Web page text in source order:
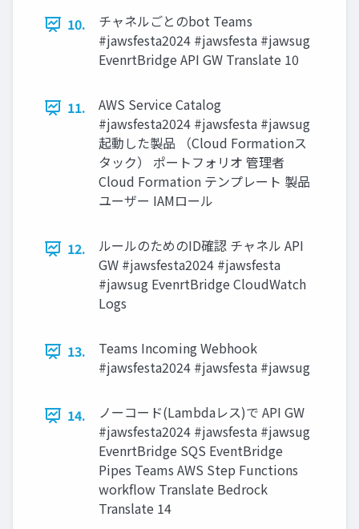
10.
チャネルごとのbot Teams
#jawsfesta2024 #jawsfesta #jawsug
EvenrtBridge API GW Translate 10
11.
AWS Service Catalog
#jawsfesta2024 #jawsfesta #jawsug
起動した製品 （Cloud Formationス
タック） ポートフォリオ 管理者
Cloud Formation テンプレート 製品
ユーザー IAMロール
12.
ルールのためのID確認 チャネル API
GW #jawsfesta2024 #jawsfesta
#jawsug EvenrtBridge CloudWatch
Logs
13.
Teams Incoming Webhook
#jawsfesta2024 #jawsfesta #jawsug
14.
ノーコード(Lambdaレス)で API GW
#jawsfesta2024 #jawsfesta #jawsug
EvenrtBridge SQS EventBridge
Pipes Teams AWS Step Functions
workflow Translate Bedrock
Translate 14